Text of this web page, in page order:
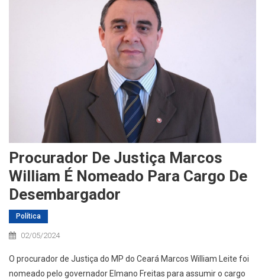
Procurador De Justiça Marcos
William É Nomeado Para Cargo De
Desembargador
Política
02/05/2024
O procurador de Justiça do MP do Ceará Marcos William Leite foi
nomeado pelo governador Elmano Freitas para assumir o cargo